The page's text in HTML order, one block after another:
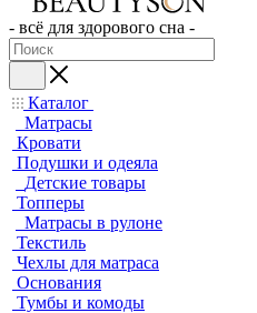
- всё для здорового сна -
Каталог
Матрасы
Кровати
Подушки и одеяла
Детские товары
Топперы
Матрасы в рулоне
Текстиль
Чехлы для матраса
Основания
Тумбы и комоды